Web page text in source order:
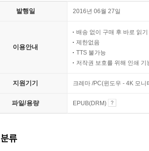
발행일 2016년 06월 27일
이용안내
배송 없이 구매 후 바로 읽기
제한없음
TTS 불가능
저작권 보호를 위해 인쇄 기
지원기기 크레마 /PC(윈도우 - 4K 모
파일/용량 EPUB(DRM)
류